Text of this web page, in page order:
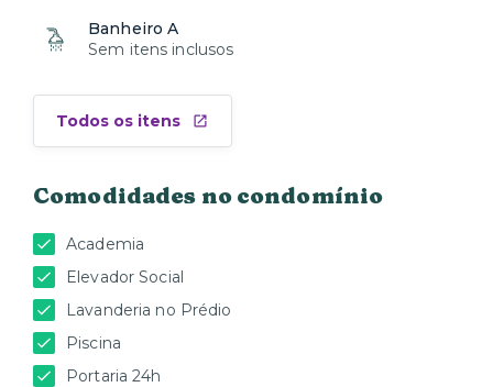
Banheiro A
Sem itens inclusos
Todos os itens
Comodidades no condomínio
Academia
Elevador Social
Lavanderia no Prédio
Piscina
Portaria 24h